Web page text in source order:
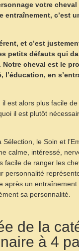
votre
c’est
et c’est
petits défauts qui
cheval est le
l’éducation, en
est alors plus facile
il est plutôt
le Soin et
calme, intéressé,
facile de ranger les
personnalité
après un
sa personnalité.
de la
à 4